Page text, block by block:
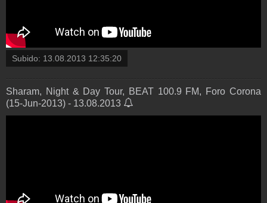
Subido: 13.08.2013 12:35:20
Sharam, Night & Day Tour, BEAT 100.9 FM, Foro Corona
(15-Jun-2013) - 13.08.2013